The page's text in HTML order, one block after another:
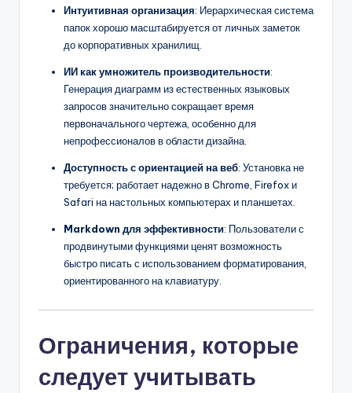
Интуитивная организация: Иерархическая система
папок хорошо масштабируется от личных заметок
до корпоративных хранилищ.
ИИ как умножитель производительности:
Генерация диаграмм из естественных языковых
запросов значительно сокращает время
первоначального чертежа, особенно для
непрофессионалов в области дизайна.
Доступность с ориентацией на веб: Установка не
требуется; работает надежно в Chrome, Firefox и
Safari на настольных компьютерах и планшетах.
Markdown для эффективности: Пользователи с
продвинутыми функциями ценят возможность
быстро писать с использованием форматирования,
ориентированного на клавиатуру.
Ограничения, которые
следует учитывать